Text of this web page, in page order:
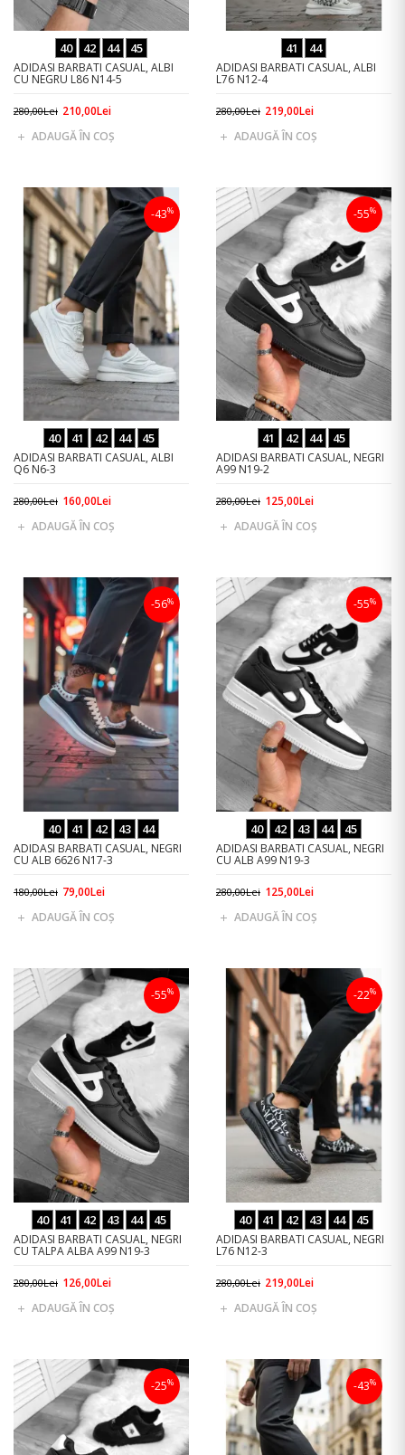
40 42 44 45
ADIDASI BARBATI CASUAL, ALBI
CU NEGRU L86 N14-5
280,00Lei 210,00Lei
ADAUGĂ ÎN COŞ
41 44
ADIDASI BARBATI CASUAL, ALBI
L76 N12-4
280,00Lei 219,00Lei
ADAUGĂ ÎN COŞ
-43%
40 41 42 44 45
ADIDASI BARBATI CASUAL, ALBI
Q6 N6-3
280,00Lei 160,00Lei
ADAUGĂ ÎN COŞ
-55%
41 42 44 45
ADIDASI BARBATI CASUAL, NEGRI
A99 N19-2
280,00Lei 125,00Lei
ADAUGĂ ÎN COŞ
-56%
40 41 42 43 44
ADIDASI BARBATI CASUAL, NEGRI
CU ALB 6626 N17-3
180,00Lei 79,00Lei
ADAUGĂ ÎN COŞ
-55%
40 42 43 44 45
ADIDASI BARBATI CASUAL, NEGRI
CU ALB A99 N19-3
280,00Lei 125,00Lei
ADAUGĂ ÎN COŞ
-55%
40 41 42 43 44 45
ADIDASI BARBATI CASUAL, NEGRI
CU TALPA ALBA A99 N19-3
280,00Lei 126,00Lei
ADAUGĂ ÎN COŞ
-22%
40 41 42 43 44 45
ADIDASI BARBATI CASUAL, NEGRI
L76 N12-3
280,00Lei 219,00Lei
ADAUGĂ ÎN COŞ
-25% -43%